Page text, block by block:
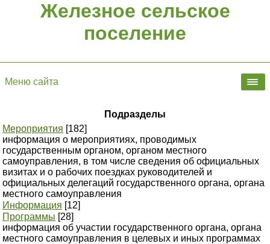
Железное сельское
поселение
Меню сайта
Подразделы
Мероприятия [182]
информация о мероприятиях, проводимых
государственным органом, органом местного
самоуправления, в том числе сведения об официальных
визитах и о рабочих поездках руководителей и
официальных делегаций государственного органа, органа
местного самоуправления
Информация [12]
Программы [28]
информация об участии государственного органа, органа
местного самоуправления в целевых и иных программах